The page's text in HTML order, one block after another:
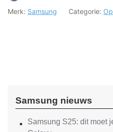
Merk: Samsung Categorie:
Samsung nieuws
Samsung S25: dit moet